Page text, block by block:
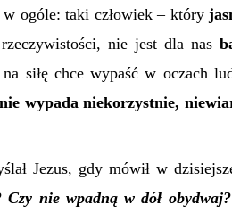
w ogóle: taki człowiek – który
nie jest dla nas
siłę chce wypaść w oczach
nie wypada niekorzystnie,
Jezus, gdy mówił w
Czy nie wpadną w dół obydwaj?